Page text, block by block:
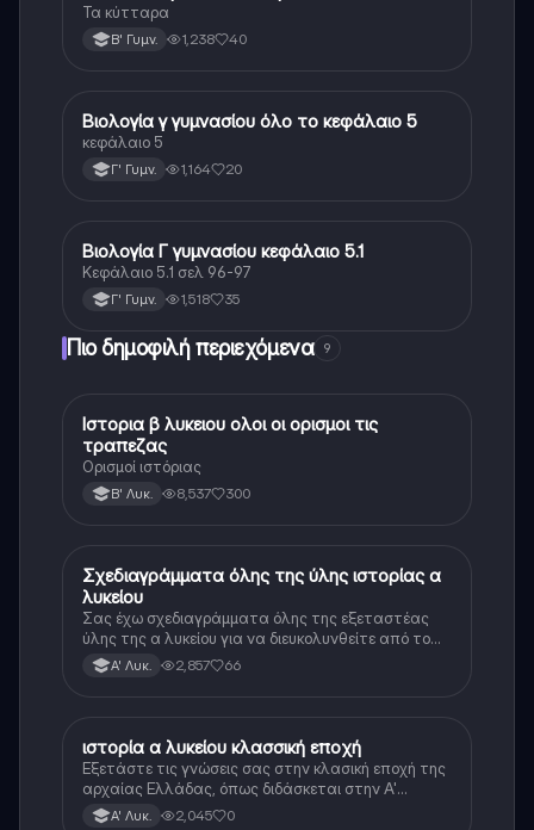
Τα κύτταρα
Β' Γυμν. 1,238 40
Βιολογία
Βιολογία γ γυμνασίου όλο το κεφάλαιο 5
κεφάλαιο 5
Γ' Γυμν. 1,164 20
Βιολογία
Βιολογία Γ γυμνασίου κεφάλαιο 5.1
Κεφάλαιο 5.1 σελ 96-97
Γ' Γυμν. 1,518 35
Πιο δημοφιλή περιεχόμενα 9
Ιστορία
Ιστορια β λυκειου ολοι οι ορισμοι τις
τραπεζας
Ορισμοί ιστόριας
Β' Λυκ. 8,537 300
Ιστορία
Σχεδιαγράμματα όλης της ύλης ιστορίας α
λυκείου
Σας έχω σχεδιαγράμματα όλης της εξεταστέας
ύλης της α λυκείου για να διευκολυνθείτε από το
τεράστιο βάρος του βιβλίου
Α' Λυκ. 2,857 66
Ιστορία
ιστορία α λυκείου κλασσική εποχή
Εξετάστε τις γνώσεις σας στην κλασική εποχή της
αρχαίας Ελλάδας, όπως διδάσκεται στην Α'
Λυκείου.Α' Λυκ. 2,045 0